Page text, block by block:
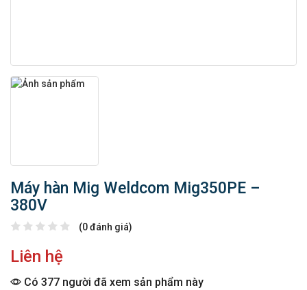
Máy hàn Mig Weldcom Mig350PE –
380V
(0 đánh giá)
Liên hệ
Có 377 người đã xem sản phẩm này